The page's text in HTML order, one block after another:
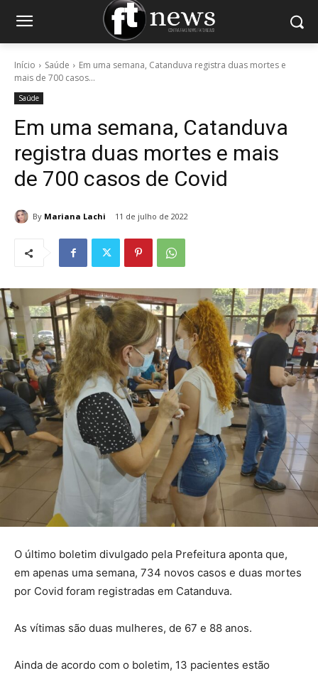
Início Saúde
Em uma semana, Catanduva registra duas mortes e
mais de 700 casos...
Saúde
Em uma semana, Catanduva
registra duas mortes e mais
de 700 casos de Covid
By Mariana Lachi 11 de julho de 2022
O último boletim divulgado pela Prefeitura aponta que,
em apenas uma semana, 734 novos casos e duas mortes
por Covid foram registradas em Catanduva.
As vítimas são duas mulheres, de 67 e 88 anos.
Ainda de acordo com o boletim, 13 pacientes estão